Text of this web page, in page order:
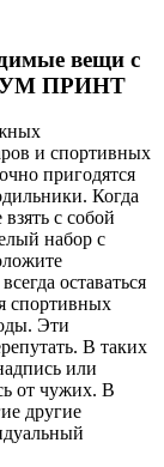
вещи с
ПРИНТ
и спортивных
пригодятся
Когда
с собой
набор с
оставаться
спортивных
Эти
В таких
или
от чужих. В
другие